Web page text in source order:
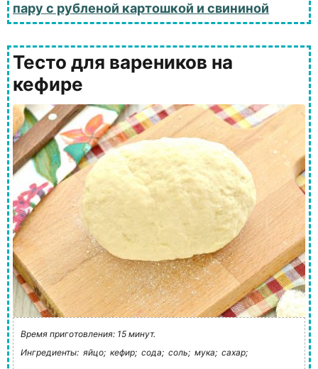
пару с рубленой картошкой и свининой
Тесто для вареников на
кефире
Время приготовления: 15 минут.
Ингредиенты: яйцо; кефир; сода; соль; мука; сахар;